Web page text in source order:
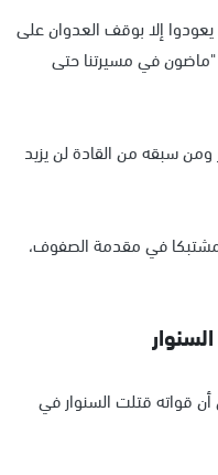
يعودوا إلا بوقف العدوان على
"ماضون في مسيرتنا حتى
ومن سبقه من القادة لن يزيد
مشتبكا في مقدمة الصفوف،
قواته قتلت السنوار في